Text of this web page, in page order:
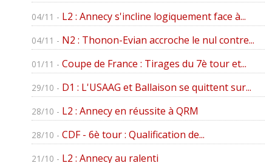
04/11 - L2 : Annecy s'incline logiquement face à...
04/11 - N2 : Thonon-Evian accroche le nul contre...
01/11 - Coupe de France : Tirages du 7è tour et...
29/10 - D1 : L'USAAG et Ballaison se quittent sur...
28/10 - L2 : Annecy en réussite à QRM
28/10 - CDF - 6è tour : Qualification de...
21/10 - L2 : Annecy au ralenti